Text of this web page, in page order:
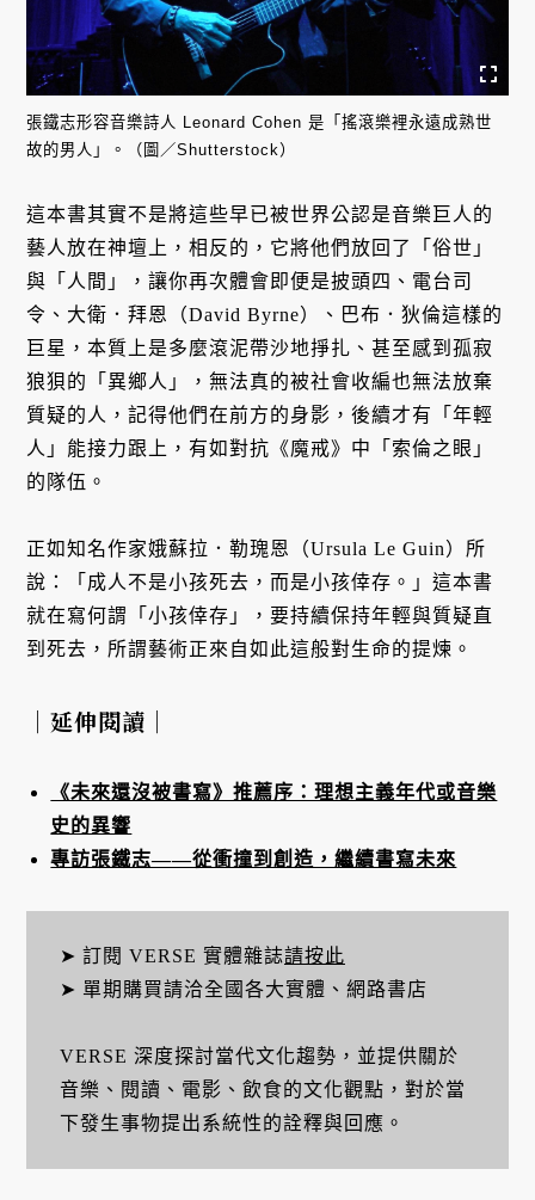
張鐵志形容音樂詩人 Leonard Cohen 是「搖滾樂裡永遠成熟世
故的男人」。（圖／Shutterstock）
這本書其實不是將這些早已被世界公認是音樂巨人的
藝人放在神壇上，相反的，它將他們放回了「俗世」
與「人間」，讓你再次體會即便是披頭四、電台司
令、大衛．拜恩（David Byrne）、巴布．狄倫這樣的
巨星，本質上是多麼滾泥帶沙地掙扎、甚至感到孤寂
狼狽的「異鄉人」，無法真的被社會收編也無法放棄
質疑的人，記得他們在前方的身影，後續才有「年輕
人」能接力跟上，有如對抗《魔戒》中「索倫之眼」
的隊伍。
正如知名作家娥蘇拉．勒瑰恩（Ursula Le Guin）所
說：「成人不是小孩死去，而是小孩倖存。」這本書
就在寫何謂「小孩倖存」，要持續保持年輕與質疑直
到死去，所謂藝術正來自如此這般對生命的提煉。
｜延伸閱讀｜
《未來還沒被書寫》推薦序：理想主義年代或音樂
史的異響
專訪張鐵志——從衝撞到創造，繼續書寫未來
➤ 訂閱 VERSE 實體雜誌請按此
➤ 單期購買請洽全國各大實體、網路書店
VERSE 深度探討當代文化趨勢，並提供關於
音樂、閱讀、電影、飲食的文化觀點，對於當
下發生事物提出系統性的詮釋與回應。